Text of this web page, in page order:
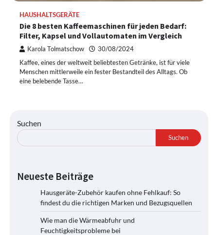
HAUSHALTSGERÄTE
Die 8 besten Kaffeemaschinen für jeden Bedarf:
Filter, Kapsel und Vollautomaten im Vergleich
Karola Tolmatschow 30/08/2024
Kaffee, eines der weltweit beliebtesten Getränke, ist für viele
Menschen mittlerweile ein fester Bestandteil des Alltags. Ob
eine belebende Tasse…
Suchen
Suchen
Neueste Beiträge
Hausgeräte-Zubehör kaufen ohne Fehlkauf: So
findest du die richtigen Marken und Bezugsquellen
Wie man die Wärmeabfuhr und
Feuchtigkeitsprobleme bei